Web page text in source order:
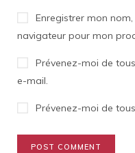
Enregistrer mon
navigateur pour mon
Prévenez-moi de
e-mail.
Prévenez-moi de